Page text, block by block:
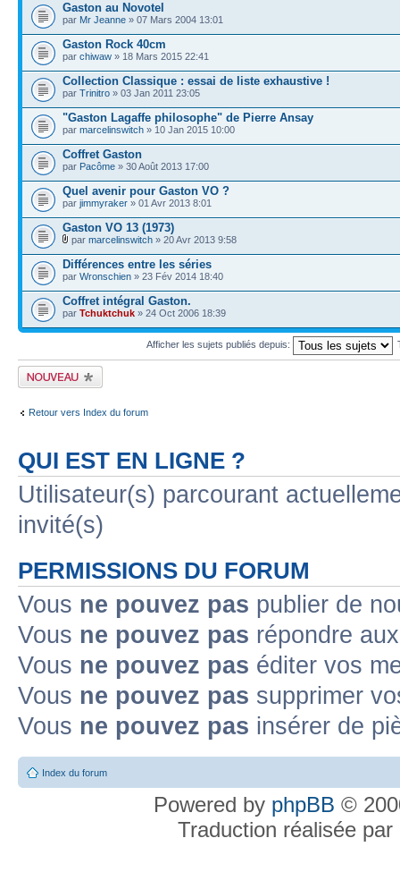
Gaston au Novotel
par Mr Jeanne » 07 Mars 2004 13:01
Gaston Rock 40cm
par chiwaw » 18 Mars 2015 22:41
Collection Classique : essai de liste exhaustive !
par Trinitro » 03 Jan 2011 23:05
"Gaston Lagaffe philosophe" de Pierre Ansay
par marcelinswitch » 10 Jan 2015 10:00
Coffret Gaston
par Pacôme » 30 Août 2013 17:00
Quel avenir pour Gaston VO ?
par jimmyraker » 01 Avr 2013 8:01
Gaston VO 13 (1973)
par marcelinswitch » 20 Avr 2013 9:58
Différences entre les séries
par Wronschien » 23 Fév 2014 18:40
Coffret intégral Gaston.
par Tchuktchuk » 24 Oct 2006 18:39
Afficher les sujets publiés depuis:
Publier un nouveau
sujet
Retour vers Index du forum
QUI EST EN LIGNE ?
Utilisateur(s) parcourant
invité(s)
PERMISSIONS DU FORUM
Vous ne pouvez pas publier de
Vous ne pouvez pas répondre
Vous ne pouvez pas éditer vos
Vous ne pouvez pas supprimer
Vous ne pouvez pas insérer de
Index du forum
Powered by phpBB ©
Traduction réalisée par